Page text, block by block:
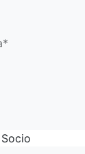
Socio